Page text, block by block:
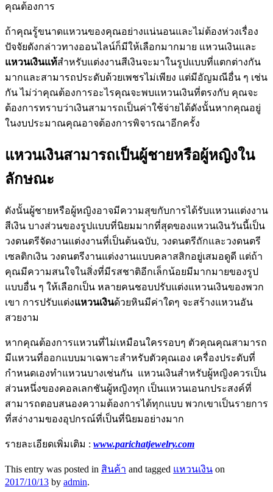
คุณต้องการ
ถ้าคุณรู้ขนาดแหวนของคุณอย่างแน่นอนและไม่ต้องห่วงเรื่อง
ปัจจัยดังกล่าวทางออนไลน์ก็มีให้เลือกมากมาย แหวนเงินและ
แหวนเงินแท้สำหรับแต่งงานสีเงินจะมาในรูปแบบที่แตกต่างกัน
มากและสามารถประดับด้วยเพชรไม่เพียง แต่มีอัญมณีอื่น ๆ เช่น
กัน ไม่ว่าคุณต้องการอะไรคุณจะพบแหวนเงินที่ตรงกับ คุณจะ
ต้องการทราบว่าเงินสามารถเป็นค่าใช้จ่ายได้ดังนั้นหากคุณอยู่
ในงบประมาณคุณอาจต้องการพิจารณาอีกครั้ง
แหวนเงินสามารถเป็นผู้ชายหรือผู้หญิงใน
ลักษณะ
ดังนั้นผู้ชายหรือผู้หญิงอาจมีความสุขกับการได้รับแหวนแต่งงาน
สีเงิน บางส่วนของรูปแบบที่นิยมมากที่สุดของแหวนเงินวันนี้เป็น
วงดนตรีจัดงานแต่งงานที่เป็นต้นฉบับ, วงดนตรีถักและวงดนตรี
เซลติกเงิน วงดนตรีงานแต่งงานแบบคลาสสิกอยู่เสมอดูดี แต่ถ้า
คุณมีความสนใจในสิ่งที่มีรสชาติอีกเล็กน้อยมีมากมายของรูป
แบบอื่น ๆ ให้เลือกเป็น หลายคนชอบปรับแต่งแหวนเงินของพวก
เขา การปรับแต่งแหวนเงินด้วยหินมีค่าใดๆ จะสร้างแหวนอัน
สวยงาม
หากคุณต้องการแหวนที่ไม่เหมือนใครรอบๆ ตัวคุณคุณสามารถ
มีแหวนที่ออกแบบมาเฉพาะสำหรับตัวคุณเอง เครื่องประดับที่
กำหนดเองทำแหวนบางเช่นกัน แหวนเงินสำหรับผู้หญิงควรเป็น
ส่วนหนึ่งของคอลเลกชันผู้หญิงทุก เป็นแหวนเอนกประสงค์ที่
สามารถตอบสนองความต้องการได้ทุกแบบ พวกเขาเป็นรายการ
ที่สง่างามของอุปกรณ์ที่เป็นที่นิยมอย่างมาก
รายละเอียดเพิ่มเติม : www.parichatjewelry.com
This entry was posted in สินค้า and tagged แหวนเงิน on
2017/10/13 by admin.